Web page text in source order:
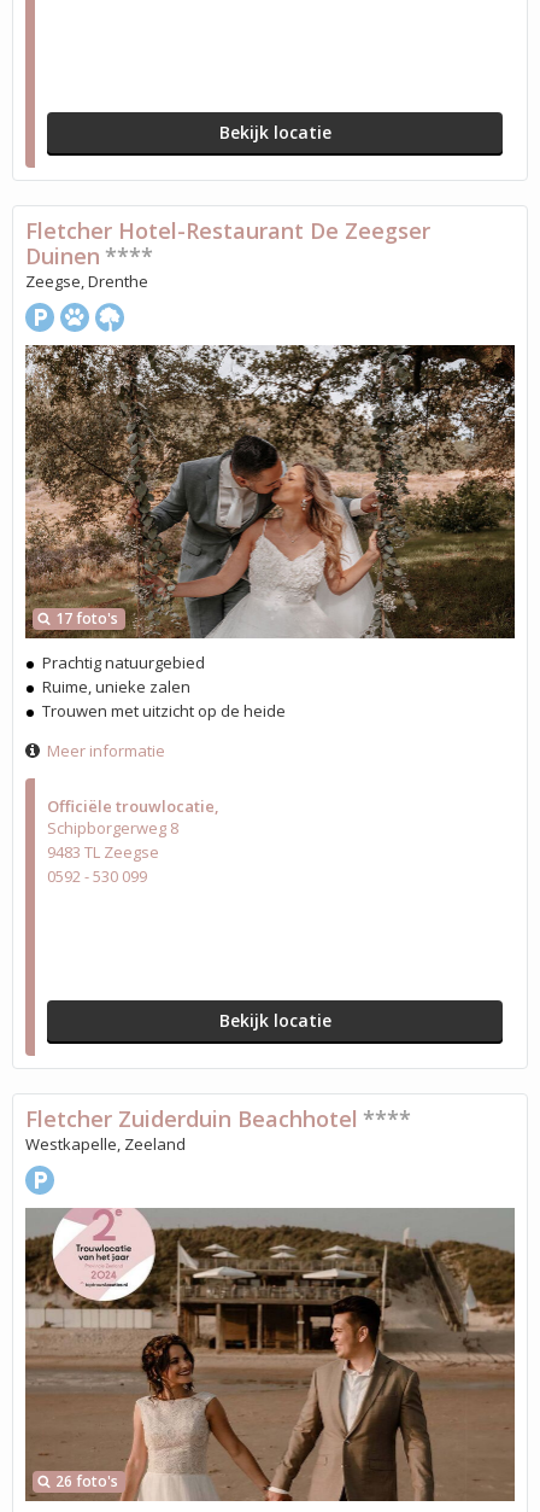
Bekijk locatie
Officiële trouwlocatie
Schipborgerweg 8
9483 TL Zeegse
0592 - 530 099
Bekijk locatie
17 foto's
Fletcher Hotel-Restaurant De Zeegser
Duinen ****
Zeegse, Drenthe
Prachtig natuurgebied
Ruime, unieke zalen
Trouwen met uitzicht op de heide
Meer informatie
26 foto's
Fletcher Zuiderduin Beachhotel ****
Westkapelle, Zeeland